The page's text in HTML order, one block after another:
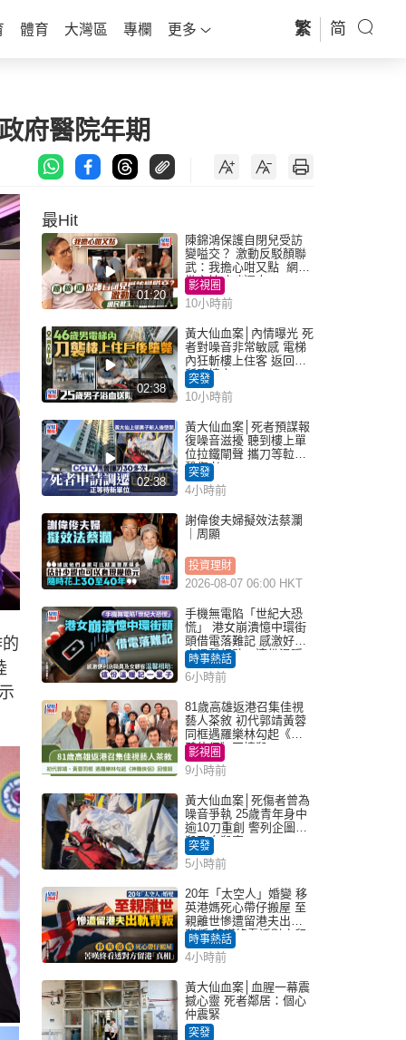
體育 大灣區 專欄 更多 繁 简
府醫院年期
最Hit
01:20
陳錦鴻保護自閉兒受訪
變嗌交？ 激動反駁顏聯
武：我擔心咁又點 網民
批主持咄咄逼人
影視圈
10小時前
02:38
黃大仙血案│內情曝光 死
者對噪音非常敏感 電梯
內狂斬樓上住客 返回住
所墮樓亡
突發
10小時前
02:38
黃大仙血案│死者預謀報
復噪音滋擾 聽到樓上單
位拉鐵閘聲 攜刀等𨋢伏
擊傷者
突發
4小時前
謝偉俊夫婦擬效法蔡瀾
｜周顯
投資理財
2026-08-07 06:00 HKT
手機無電陷「世紀大恐
慌」 港女崩潰憶中環街
頭借電落難記 感激好心
人溫馨相助：這份溫暖
記一輩子｜Juicy叮
時事熱話
6小時前
81歲高雄返港召集佳視
藝人茶敘 初代郭靖黃蓉
同框遇羅樂林勾起《神
鵰俠侶》回憶殺
影視圈
9小時前
黃大仙血案│死傷者曾為
噪音爭執 25歲青年身中
逾10刀重創 警列企圖謀
殺及自殺案
突發
5小時前
20年「太空人」婚變 移
英港媽死心帶仔搬屋 至
親離世慘遭留港夫出軌
背叛 苦嘆終看透對方留
港「真相」｜Juicy叮
時事熱話
4小時前
黃大仙血案│血腥一幕震
撼心靈 死者鄰居：個心
仲震緊
突發